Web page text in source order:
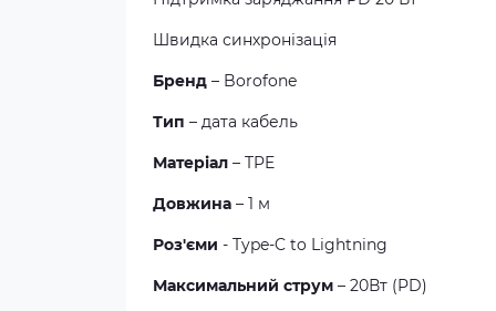
Швидка синхронізація
Бренд – Borofone
Тип – дата кабель
Матеріал – TPE
Довжина – 1 м
Роз'єми - Type-C to Lightning
Максимальний струм – 20Вт (PD)